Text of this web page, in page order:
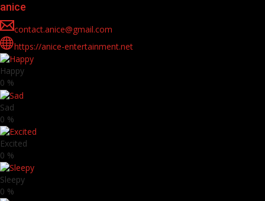
anice
contact.anice@gmail.com
https://anice-entertainment.net
Happy
0 %
Sad
0 %
Excited
0 %
Sleepy
0 %